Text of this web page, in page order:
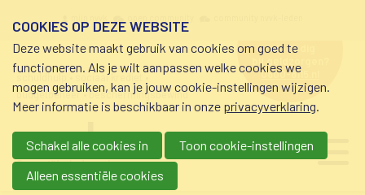
schuldhulp • sociaal krediet •
budgetbeheer • beschermingsbewind
hulp nodig
bij geldzorgen?
0800-8115.nl
Main navigation
COOKIES OP DEZE WEBSITE
Deze website maakt gebruik van cookies om goed te
functioneren. Als je wilt aanpassen welke cookies we
mogen gebruiken, kan je jouw cookie-instellingen wijzigen.
Meer informatie is beschikbaar in onze privacyverklaring.
Schakel alle cookies in
Toon cookie-instellingen
Alleen essentiële cookies